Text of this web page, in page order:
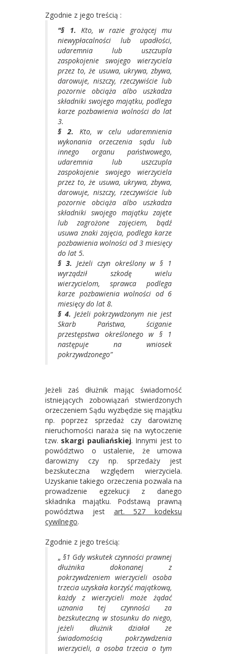
Zgodnie z jego treścią :
"§ 1. Kto, w razie grożącej mu
niewypłacalności lub upadłości,
udaremnia lub uszczupla
zaspokojenie swojego wierzyciela
przez to, że usuwa, ukrywa, zbywa,
darowuje, niszczy, rzeczywiście lub
pozornie obciąża albo uszkadza
składniki swojego majątku, podlega
karze pozbawienia wolności do lat
3.
§ 2. Kto, w celu udaremnienia
wykonania orzeczenia sądu lub
innego organu państwowego,
udaremnia lub uszczupla
zaspokojenie swojego wierzyciela
przez to, że usuwa, ukrywa, zbywa,
darowuje, niszczy, rzeczywiście lub
pozornie obciąża albo uszkadza
składniki swojego majątku zajęte
lub zagrożone zajęciem, bądź
usuwa znaki zajęcia, podlega karze
pozbawienia wolności od 3 miesięcy
do lat 5.
§ 3. Jeżeli czyn określony w § 1
wyrządził szkodę wielu
wierzycielom, sprawca podlega
karze pozbawienia wolności od 6
miesięcy do lat 8.
§ 4. Jeżeli pokrzywdzonym nie jest
Skarb Państwa, ściganie
przestępstwa określonego w § 1
następuje na wniosek
pokrzywdzonego”
Jeżeli zaś dłużnik mając świadomość
istniejących zobowiązań stwierdzonych
orzeczeniem Sądu wyzbędzie się majątku
np. poprzez sprzedaż czy darowiznę
nieruchomości naraża się na wytoczenie
tzw. skargi pauliańskiej. Innymi jest to
powództwo o ustalenie, że umowa
darowizny czy np. sprzedaży jest
bezskuteczna względem wierzyciela.
Uzyskanie takiego orzeczenia pozwala na
prowadzenie egzekucji z danego
składnika majątku. Podstawą prawną
powództwa jest art. 527 kodeksu
cywilnego.
Zgodnie z jego treścią:
„§1 Gdy wskutek czynności prawnej
dłużnika dokonanej z
pokrzywdzeniem wierzycieli osoba
trzecia uzyskała korzyść majątkową,
każdy z wierzycieli może żądać
uznania tej czynności za
bezskuteczną w stosunku do niego,
jeżeli dłużnik działał ze
świadomością pokrzywdzenia
wierzycieli, a osoba trzecia o tym